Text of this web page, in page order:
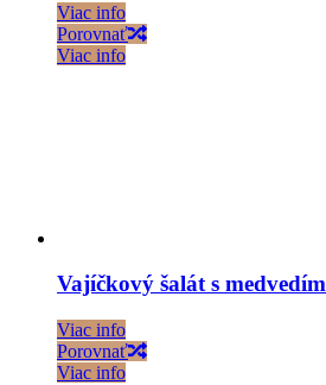
Viac info
Porovnať
Viac info
Vajíčkový šalát s
Viac info
Porovnať
Viac info